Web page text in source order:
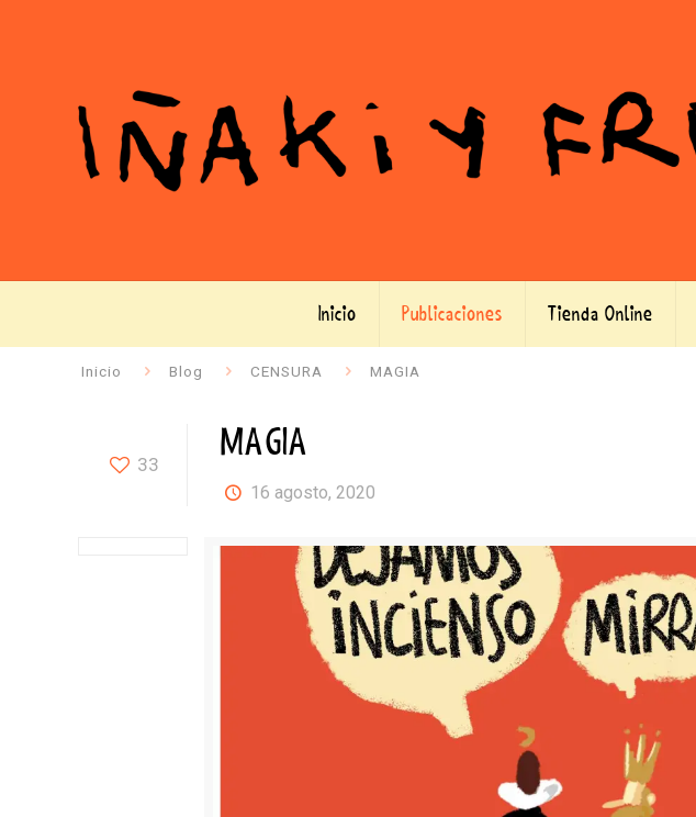
Inicio Publicaciones Tienda Online
Inicio Blog CENSURA MAGIA
33 MAGIA
16 agosto, 2020